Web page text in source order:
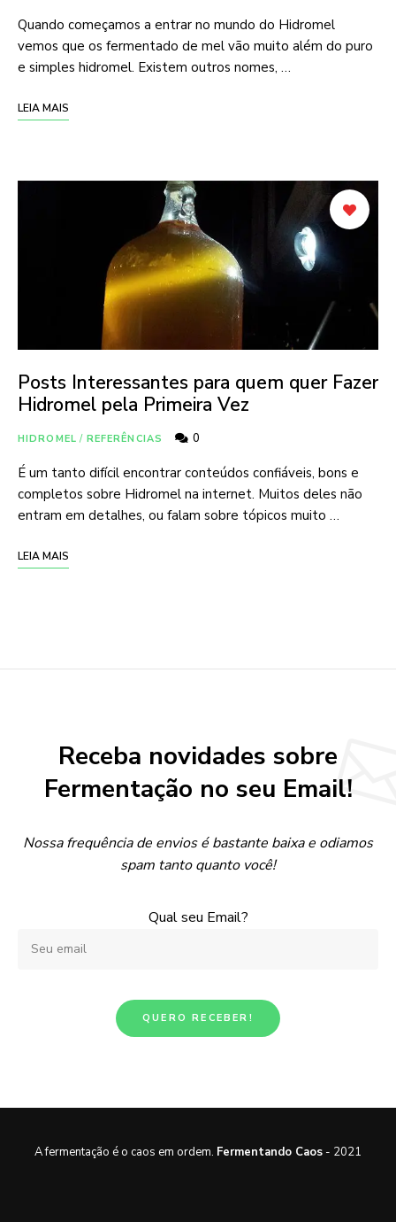
Quando começamos a entrar no mundo do Hidromel
vemos que os fermentado de mel vão muito além do puro
e simples hidromel. Existem outros nomes, …
LEIA MAIS
Posts Interessantes para quem quer Fazer
Hidromel pela Primeira Vez
HIDROMEL / REFERÊNCIAS 0
É um tanto difícil encontrar conteúdos confiáveis, bons e
completos sobre Hidromel na internet. Muitos deles não
entram em detalhes, ou falam sobre tópicos muito …
LEIA MAIS
Receba novidades sobre
Fermentação no seu Email!
Nossa frequência de envios é bastante baixa e odiamos
spam tanto quanto você!
Qual seu Email?
A fermentação é o caos em ordem. Fermentando Caos - 2021